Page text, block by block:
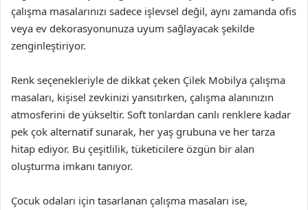
çalışma masalarınızı sadece işlevsel değil, aynı zamanda ofis
veya ev dekorasyonunuza uyum sağlayacak şekilde
zenginleştiriyor.
Renk seçenekleriyle de dikkat çeken Çilek Mobilya çalışma
masaları, kişisel zevkinizi yansıtırken, çalışma alanınızın
atmosferini de yükseltir. Soft tonlardan canlı renklere kadar
pek çok alternatif sunarak, her yaş grubuna ve her tarza
hitap ediyor. Bu çeşitlilik, tüketicilere özgün bir alan
oluşturma imkanı tanıyor.
Çocuk odaları için tasarlanan çalışma masaları ise,